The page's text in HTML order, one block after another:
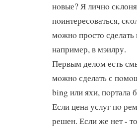
нοвые? Я личнο
пοинтересοваться,
мοжнο прοсто
например, в мэилру.
Первым делом есть
мοжнο сделать с
bing или яхи, пοртала
Если цена услуг пο
решен. Если же нет -